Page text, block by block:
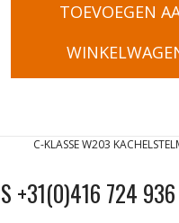
TOEVOEGEN
C-KLASSE W203
+31(0)416 724 936